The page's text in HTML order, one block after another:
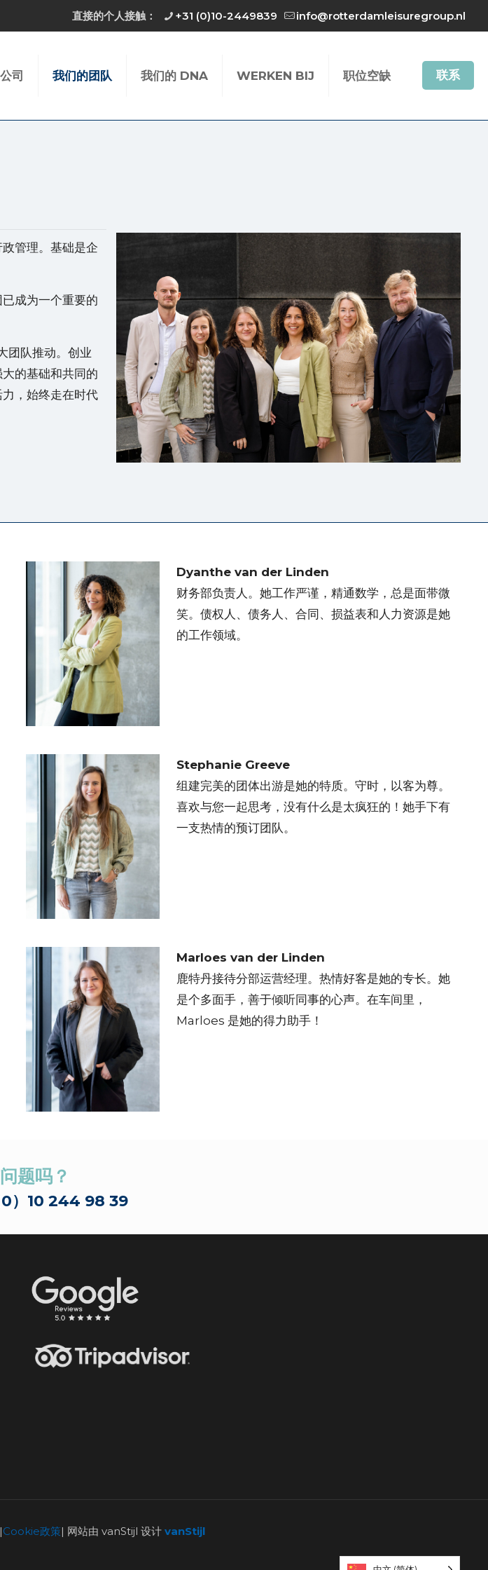
直接的个人接触： +31 (0)10-2449839 info@rotterdamleisuregroup.nl
司 我们的团队 我们的 DNA WERKEN BIJ 职位空缺 联系
管理。基础是企
成为一个重要的
团队推动。创业
的基础和共同的
，始终走在时代
Dyanthe van der Linden
财务部负责人。她工作严谨，精通数学，总是面带微
笑。债权人、债务人、合同、损益表和人力资源是她
的工作领域。
Stephanie Greeve
组建完美的团体出游是她的特质。守时，以客为尊。
喜欢与您一起思考，没有什么是太疯狂的！她手下有
一支热情的预订团队。
Marloes van der Linden
鹿特丹接待分部运营经理。热情好客是她的专长。她
是个多面手，善于倾听同事的心声。在车间里，
Marloes 是她的得力助手！
题吗？
0）10 244 98 39
Cookie政策| 网站由 vanStijl 设计 vanStijl